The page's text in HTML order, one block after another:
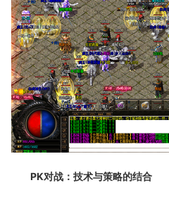
PK对战：技术与策略的结合